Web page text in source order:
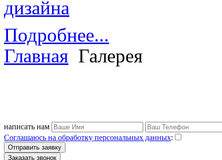
Подробнее...
Главная Галерея
написать нам
Соглашаюсь на обработку персональных данных:
Отправить заявку
Заказать звонок